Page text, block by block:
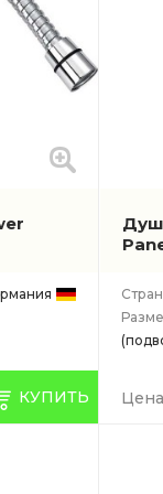
КУПИТЬ Цена